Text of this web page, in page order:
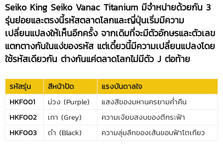
Seiko King Seiko Vanac Titanium มีจำหน่ายด้วยกัน 3
รุ่นย่อยและตรงนี้รหัสตลาดโลกและญี่ปุ่นเริ่มมีความ
เปลี่ยนแปลงให้เห็นอีกครั้ง จากเดิมที่จะมีตัวอักษรและตัวเลข
แตกตางกันในแง่ของรหัส แต่เดี๋ยวนี้มีความเปลี่ยนแปลงโดย
ใช้รหัสเดียวกัน ต่างกันแค่ตลาดโลกไม่มีตัว J ต่อท้าย
รหัสรุ่น สีหน้าปัด
แรงบันดาลใจ
HKF001
ม่วง (Purple)
แสงสีของมหานครยามค่ำคืน
HKF002
เทา (Grey)
ความเงียบสงบของตึกระฟ้า
HKF003
ดำ (Black) ความลุ่มลึกของเส้นขอบฟ้าโตเกียว